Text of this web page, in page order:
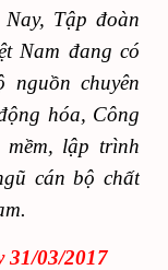
Nay, Tập đoàn
Nam đang có
nguồn chuyên
hóa, Công
lập trình
cán bộ chất
31/03/2017